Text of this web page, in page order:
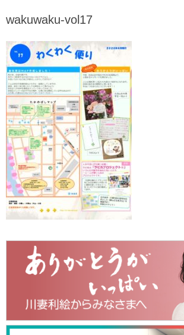
wakuwaku-vol17